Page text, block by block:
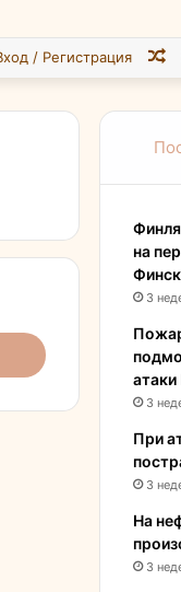
/ Регистрация
на
3
3
При
3
На
3